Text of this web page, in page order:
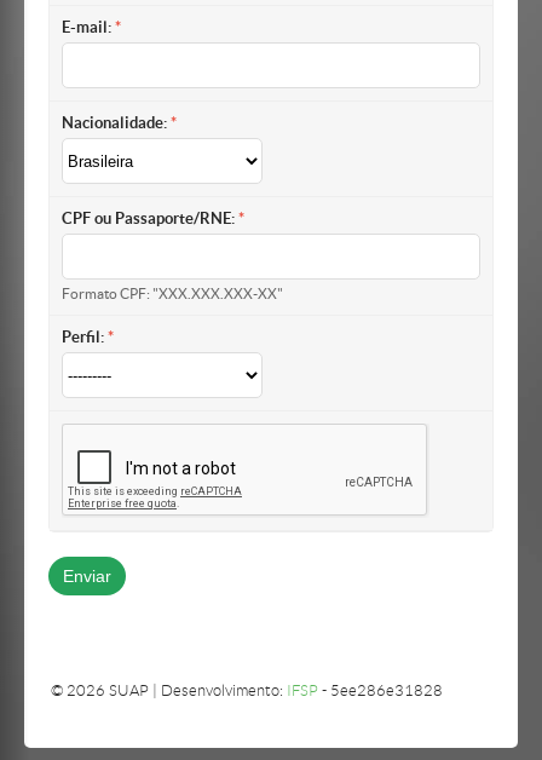
E-mail:
Nacionalidade:
CPF ou Passaporte/RNE:
Formato CPF: "XXX.XXX.XXX-XX"
Perfil:
© 2026 SUAP | Desenvolvimento: IFSP - 5ee286e31828